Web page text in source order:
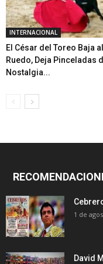
INTERNACIONAL
El César del Toreo Baja al
Ruedo, Deja Pinceladas
Nostalgia...
1 de
David